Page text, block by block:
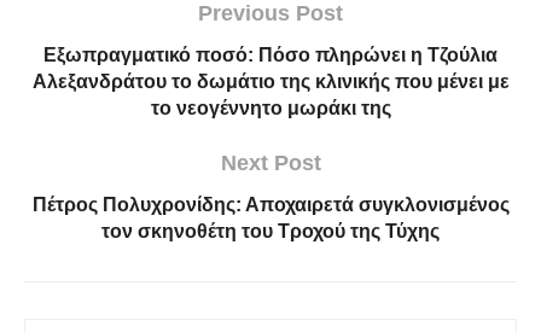
Previous Post
Εξωπραγματικό ποσό: Πόσο πληρώνει η Τζούλια
Αλεξανδράτου το δωμάτιο της κλινικής που μένει με
το νεογέννητο μωράκι της
Next Post
Πέτρος Πολυχρονίδης: Αποχαιρετά συγκλονισμένος
τον σκηνοθέτη του Τροχού της Τύχης